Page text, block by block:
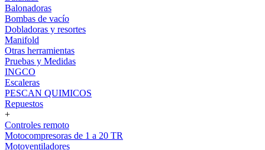
Balonadoras
Bombas de vacío
Dobladoras y resortes
Manifold
Otras herramientas
Pruebas y Medidas
INGCO
Escaleras
PESCAN QUIMICOS
Repuestos
+
Controles remoto
Motocompresoras de 1 a 20 TR
Motoventiladores